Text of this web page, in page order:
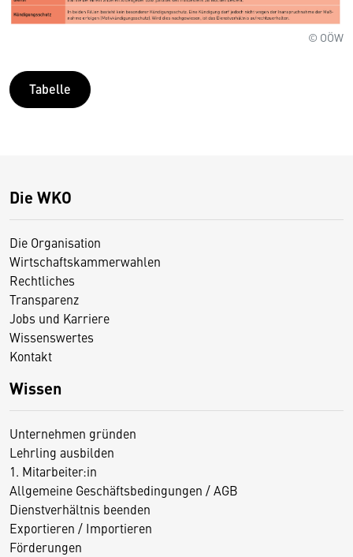
© OÖW
Tabelle
Die WKO
Die Organisation
Wirtschaftskammerwahlen
Rechtliches
Transparenz
Jobs und Karriere
Wissenswertes
Kontakt
Wissen
Unternehmen gründen
Lehrling ausbilden
1. Mitarbeiter:in
Allgemeine Geschäftsbedingungen / AGB
Dienstverhältnis beenden
Exportieren / Importieren
Förderungen